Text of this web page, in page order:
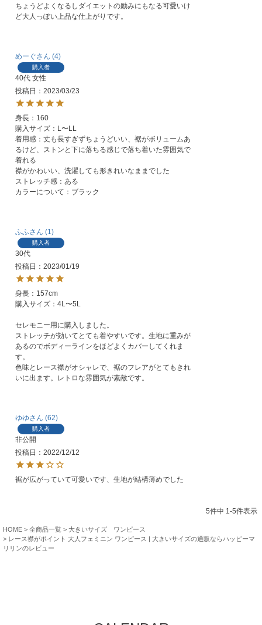
ちょうどよくなるしダイエットの励みにもなる可愛いけ
ど大人っぽい上品な仕上がりです。
めーぐ 4
購入者
40代 女性
投稿日
2023/03/23
身長：160
購入サイズ：L〜LL
着用感：丈も長すぎずちょうどいい、裾がボリュームあ
るけど、ストンと下に落ちる感じで落ち着いた雰囲気で
着れる
襟がかわいい、洗濯しても形きれいなままでした
ストレッチ感：ある
カラーについて：ブラック
ふふ 1
購入者
30代
投稿日
2023/01/19
身長：157cm
購入サイズ：4L〜5L
セレモニー用に購入しました。
ストレッチが効いてとても着やすいです。生地に重みが
あるのでボディーラインをほどよくカバーしてくれま
す。
色味とレース襟がオシャレで、裾のフレアがとてもきれ
ゆゆ 62
購入者
非公開
投稿日
2022/12/12
裾が広がっていて可愛いです、生地が結構薄めでした
5件中 1-5件表示
HOME 全商品一覧
大きいサイズ ワンピース
レース襟がポイント 大人フェミニン ワンピース | 大きいサイズの通販ならハッピーマ
リリンのレビュー